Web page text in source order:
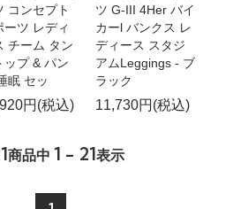
コンセプト
ーツ レディ
チーム タン
ップ & パン
眠 セッ
円(税込)
ツ G-III 4Her バイ
カーl バンクス レ
ディース スタジ
アムLeggings - ブ
ラック
11,730円(税込)
商品中 1 - 21表示